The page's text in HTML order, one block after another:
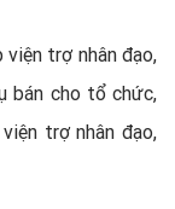
trợ nhân đạo,
bán cho tổ chức,
trợ nhân đạo,